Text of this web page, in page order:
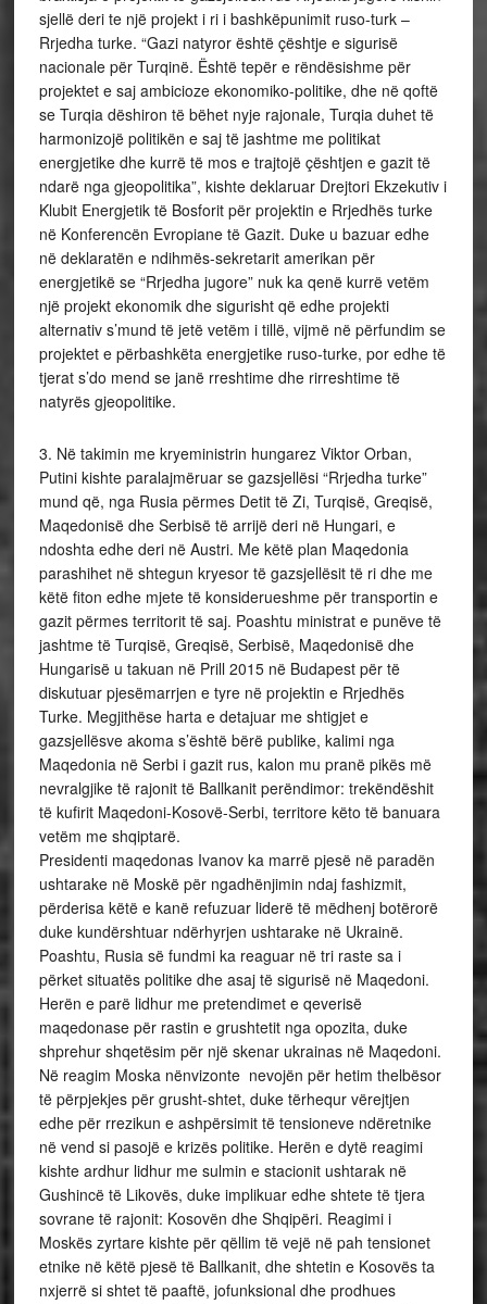
sjellë deri te një projekt i ri i bashkëpunimit ruso-turk –
Rrjedha turke. “Gazi natyror është çështje e sigurisë
nacionale për Turqinë. Është tepër e rëndësishme për
projektet e saj ambicioze ekonomiko-politike, dhe në qoftë
se Turqia dëshiron të bëhet nyje rajonale, Turqia duhet të
harmonizojë politikën e saj të jashtme me politikat
energjetike dhe kurrë të mos e trajtojë çështjen e gazit të
ndarë nga gjeopolitika”, kishte deklaruar Drejtori Ekzekutiv i
Klubit Energjetik të Bosforit për projektin e Rrjedhës turke
në Konferencën Evropiane të Gazit. Duke u bazuar edhe
në deklaratën e ndihmës-sekretarit amerikan për
energjetikë se “Rrjedha jugore” nuk ka qenë kurrë vetëm
një projekt ekonomik dhe sigurisht që edhe projekti
alternativ s’mund të jetë vetëm i tillë, vijmë në përfundim se
projektet e përbashkëta energjetike ruso-turke, por edhe të
tjerat s’do mend se janë rreshtime dhe rirreshtime të
natyrës gjeopolitike.
3. Në takimin me kryeministrin hungarez Viktor Orban,
Putini kishte paralajmëruar se gazsjellësi “Rrjedha turke”
mund që, nga Rusia përmes Detit të Zi, Turqisë, Greqisë,
Maqedonisë dhe Serbisë të arrijë deri në Hungari, e
ndoshta edhe deri në Austri. Me këtë plan Maqedonia
parashihet në shtegun kryesor të gazsjellësit të ri dhe me
këtë fiton edhe mjete të konsiderueshme për transportin e
gazit përmes territorit të saj. Poashtu ministrat e punëve të
jashtme të Turqisë, Greqisë, Serbisë, Maqedonisë dhe
Hungarisë u takuan në Prill 2015 në Budapest për të
diskutuar pjesëmarrjen e tyre në projektin e Rrjedhës
Turke. Megjithëse harta e detajuar me shtigjet e
gazsjellësve akoma s’është bërë publike, kalimi nga
Maqedonia në Serbi i gazit rus, kalon mu pranë pikës më
nevralgjike të rajonit të Ballkanit perëndimor: trekëndëshit
të kufirit Maqedoni-Kosovë-Serbi, territore këto të banuara
vetëm me shqiptarë.
Presidenti maqedonas Ivanov ka marrë pjesë në paradën
ushtarake në Moskë për ngadhënjimin ndaj fashizmit,
përderisa këtë e kanë refuzuar liderë të mëdhenj botërorë
duke kundërshtuar ndërhyrjen ushtarake në Ukrainë.
Poashtu, Rusia së fundmi ka reaguar në tri raste sa i
përket situatës politike dhe asaj të sigurisë në Maqedoni.
Herën e parë lidhur me pretendimet e qeverisë
maqedonase për rastin e grushtetit nga opozita, duke
shprehur shqetësim për një skenar ukrainas në Maqedoni.
Në reagim Moska nënvizonte nevojën për hetim thelbësor
të përpjekjes për grusht-shtet, duke tërhequr vërejtjen
edhe për rrezikun e ashpërsimit të tensioneve ndëretnike
në vend si pasojë e krizës politike. Herën e dytë reagimi
kishte ardhur lidhur me sulmin e stacionit ushtarak në
Gushincë të Likovës, duke implikuar edhe shtete të tjera
sovrane të rajonit: Kosovën dhe Shqipëri. Reagimi i
Moskës zyrtare kishte për qëllim të vejë në pah tensionet
etnike në këtë pjesë të Ballkanit, dhe shtetin e Kosovës ta
nxjerrë si shtet të paaftë, jofunksional dhe prodhues